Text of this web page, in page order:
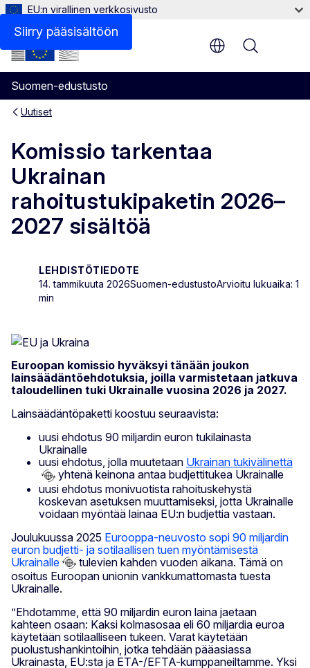
Siirry pääsisältöön
EU:n virallinen verkkosivusto
Suomen-edustusto
Menu
Uutiset
Komissio tarkentaa
Ukrainan
rahoitustukipaketin 2026–
2027 sisältöä
LEHDISTÖTIEDOTE
14. tammikuuta 2026Suomen-edustustoArvioitu lukuaika: 1
min
Euroopan komissio hyväksyi tänään joukon
lainsäädäntöehdotuksia, joilla varmistetaan jatkuva
taloudellinen tuki Ukrainalle vuosina 2026 ja 2027.
Lainsäädäntöpaketti koostuu seuraavista:
uusi ehdotus 90 miljardin euron tukilainasta
Ukrainalle
uusi ehdotus, jolla muutetaan Ukrainan tukivälinettä
yhtenä keinona antaa budjettitukea Ukrainalle
uusi ehdotus monivuotista rahoituskehystä
koskevan asetuksen muuttamiseksi, jotta Ukrainalle
voidaan myöntää lainaa EU:n budjettia vastaan.
Joulukuussa 2025 Eurooppa-neuvosto sopi 90 miljardin
euron budjetti- ja sotilaallisen tuen myöntämisestä
Ukrainalle
tulevien kahden vuoden aikana. Tämä on
osoitus Euroopan unionin vankkumattomasta tuesta
Ukrainalle.
”Ehdotamme, että 90 miljardin euron laina jaetaan
kahteen osaan: Kaksi kolmasosaa eli 60 miljardia euroa
käytetään sotilaalliseen tukeen. Varat käytetään
puolustushankintoihin, jotka tehdään pääasiassa
Ukrainasta, EU:sta ja ETA-/EFTA-kumppaneiltamme. Yksi